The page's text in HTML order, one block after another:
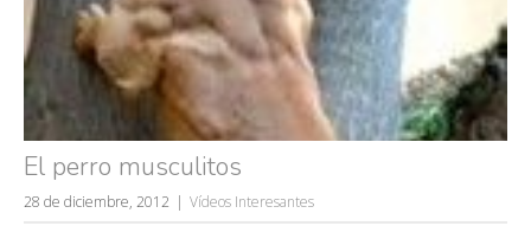
El perro musculitos
28 de diciembre, 2012 Vídeos Interesantes